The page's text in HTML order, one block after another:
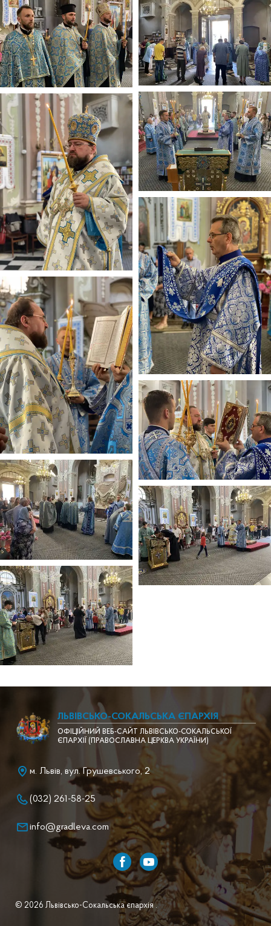
ЛЬВІВСЬКО-СОКАЛЬСЬКА ЄПАРХІЯ
ОФІЦІЙНИЙ ВЕБ-САЙТ ЛЬВІВСЬКО-СОКАЛЬСЬКОЇ
ЄПАРХІЇ (ПРАВОСЛАВНА ЦЕРКВА УКРАЇНИ)
м. Львів, вул. Грушевського, 2
(032) 261-58-25
info@gradleva.com
© 2026 Львівсько-Сокальська єпархія .